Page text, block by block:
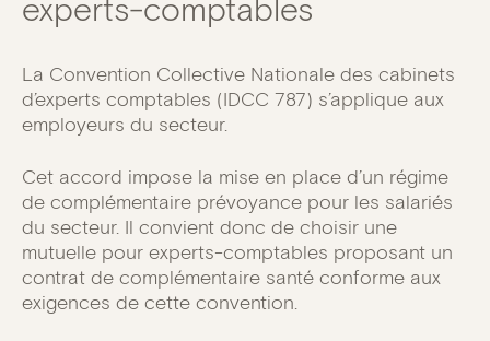
experts-comptables
La Convention Collective Nationale des cabinets
d’experts comptables (IDCC 787) s’applique aux
employeurs du secteur.
Cet accord impose la mise en place d’un régime
de complémentaire prévoyance pour les salariés
du secteur. Il convient donc de choisir une
mutuelle pour experts-comptables proposant un
contrat de complémentaire santé conforme aux
exigences de cette convention.